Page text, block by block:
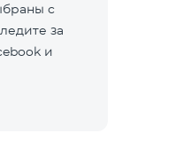
с
за
и